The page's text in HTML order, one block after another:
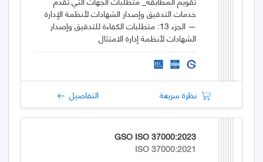
خدمات التدقيق وإصدار الشهادات لأنظمة الإدارة
— الجزء 13: متطلبات الكفاءة للتدقيق وإصدار
الشهادات لأنظمة إدارة الامتثال
نظرة سريعة التفاصيل
GSO ISO 37000:2023
ISO 37000:2021